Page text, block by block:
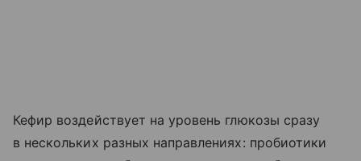
Кефир воздействует на уровень глюкозы сразу
в нескольких разных направлениях: пробиотики